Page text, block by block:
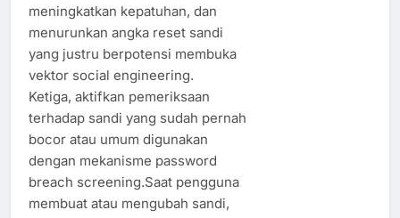
meningkatkan kepatuhan, dan
menurunkan angka reset sandi
yang justru berpotensi membuka
vektor social engineering.
Ketiga, aktifkan pemeriksaan
terhadap sandi yang sudah pernah
bocor atau umum digunakan
dengan mekanisme password
breach screening.Saat pengguna
membuat atau mengubah sandi,